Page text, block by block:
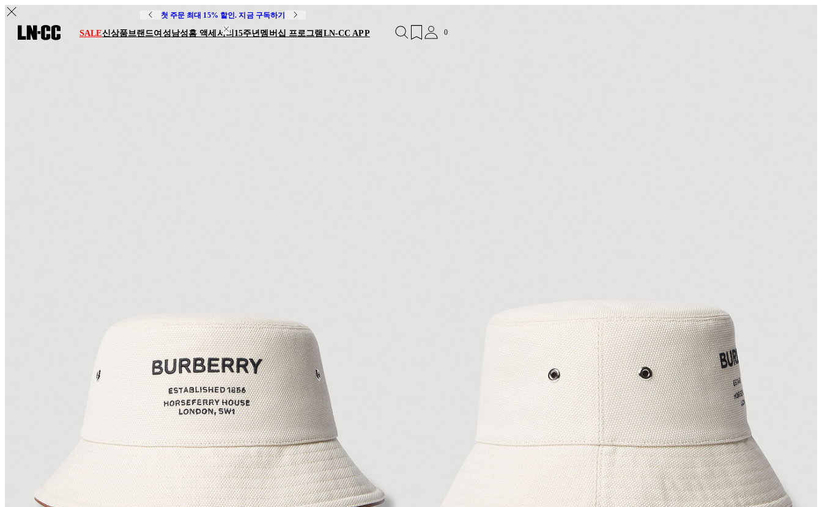
첫 주문 최대 15% 할인. 지금 구독하기
SALE신상품브랜드여성남성홈 액세서리 15주년멤버십 프로그램 LN-CC APP 0